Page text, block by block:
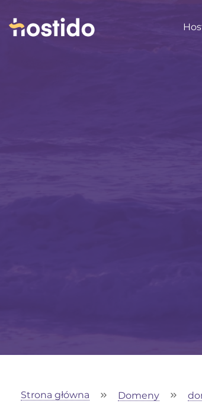
Strona główna Domeny